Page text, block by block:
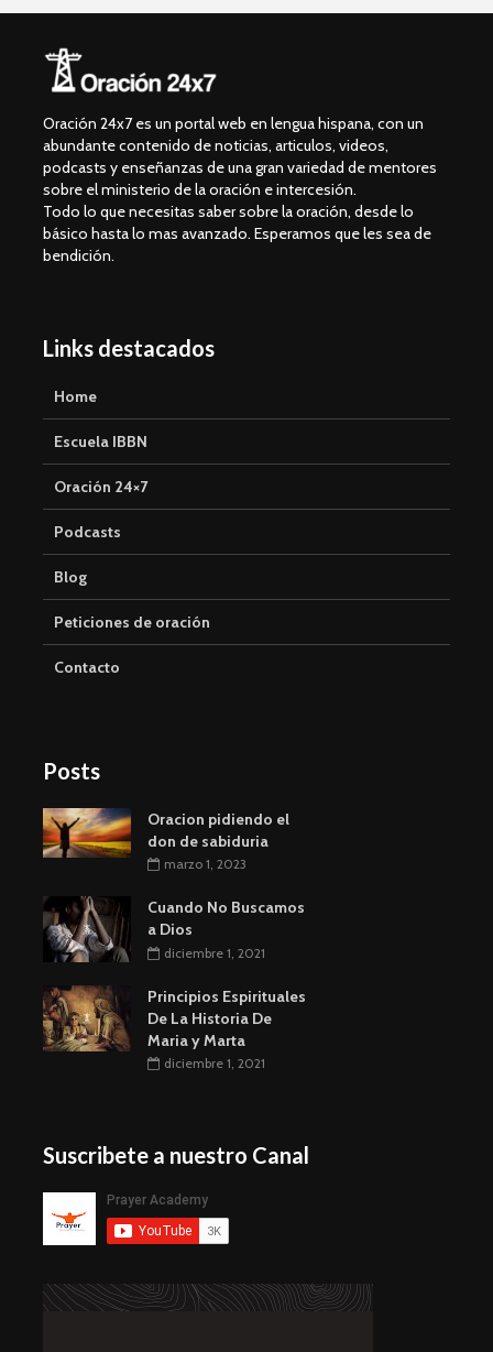
Oración 24x7 es un portal web en lengua hispana, con un
abundante contenido de noticias, articulos, videos,
podcasts y enseñanzas de una gran variedad de mentores
sobre el ministerio de la oración e intercesión.
Todo lo que necesitas saber sobre la oración, desde lo
básico hasta lo mas avanzado. Esperamos que les sea de
bendición.
Links destacados
Home
Escuela IBBN
Oración 24×7
Podcasts
Blog
Peticiones de oración
Contacto
Posts
Oracion pidiendo el
don de sabiduria
marzo 1, 2023
Cuando No Buscamos
a Dios
diciembre 1, 2021
Principios Espirituales
De La Historia De
Maria y Marta
diciembre 1, 2021
Suscribete a nuestro Canal